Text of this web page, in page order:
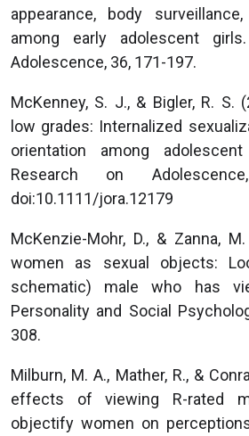
appearance, body
among early adolescent
Adolescence, 36, 171-197.
McKenney, S. J., & Bigler, R. S.
low grades: Internalized
orientation among
Research on
doi:10.1111/jora.12179
McKenzie-Mohr, D., & Zanna,
women as sexual objects:
schematic) male who has
Personality and Social
308.
Milburn, M. A., Mather, R., &
effects of viewing R-rated
objectify women on